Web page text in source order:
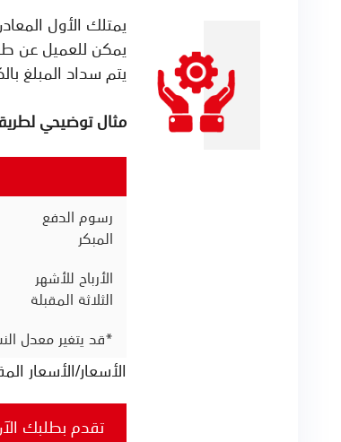
يمتلك الأول
يمكن للعميل عن
يتم سداد المبلغ
مثال توضيحي
رسوم الدفع
المبكر
الأرباح للأشهر
الثلاثة المقبلة
*قد يتغير معدل
الأسعار/الأسعار
تقدم بطلبك